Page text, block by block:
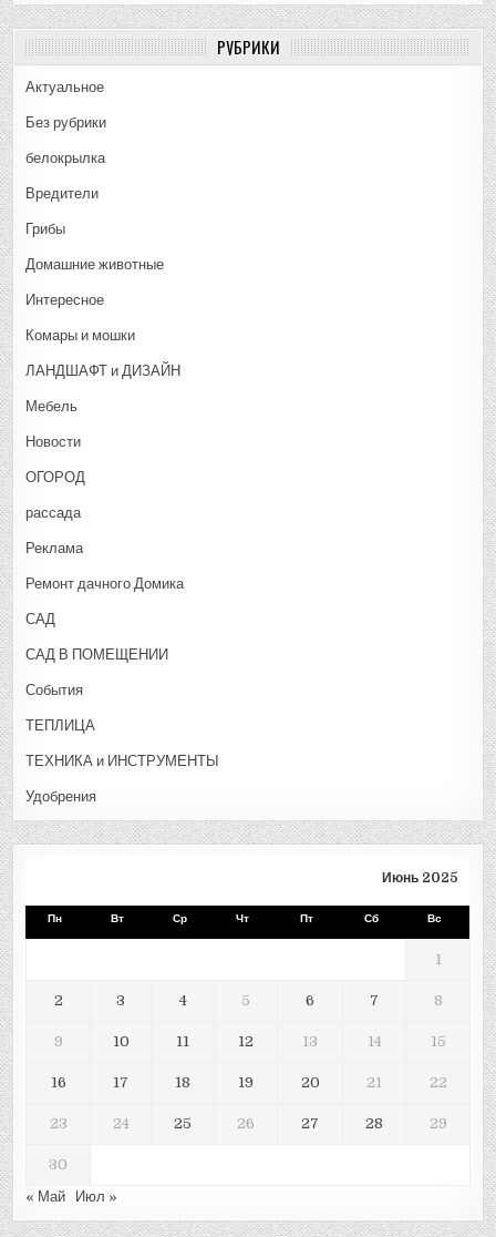
РУБРИКИ
Актуальное
Без рубрики
белокрылка
Вредители
Грибы
Домашние животные
Интересное
Комары и мошки
ЛАНДШАФТ и ДИЗАЙН
Мебель
Новости
ОГОРОД
рассада
Реклама
Ремонт дачного Домика
САД
САД В ПОМЕЩЕНИИ
События
ТЕПЛИЦА
ТЕХНИКА и ИНСТРУМЕНТЫ
Удобрения
Июнь 2025
Пн Вт Ср Чт Пт Сб Вс
1
2 3 4 5 6 7 8
9 10 11 12 13 14 15
16 17 18 19 20 21 22
23 24 25 26 27 28 29
30
« Май
Июл »